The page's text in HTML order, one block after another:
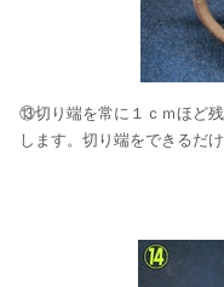
⑬切り端を常に１ｃｍほど
します。切り端をできるだ